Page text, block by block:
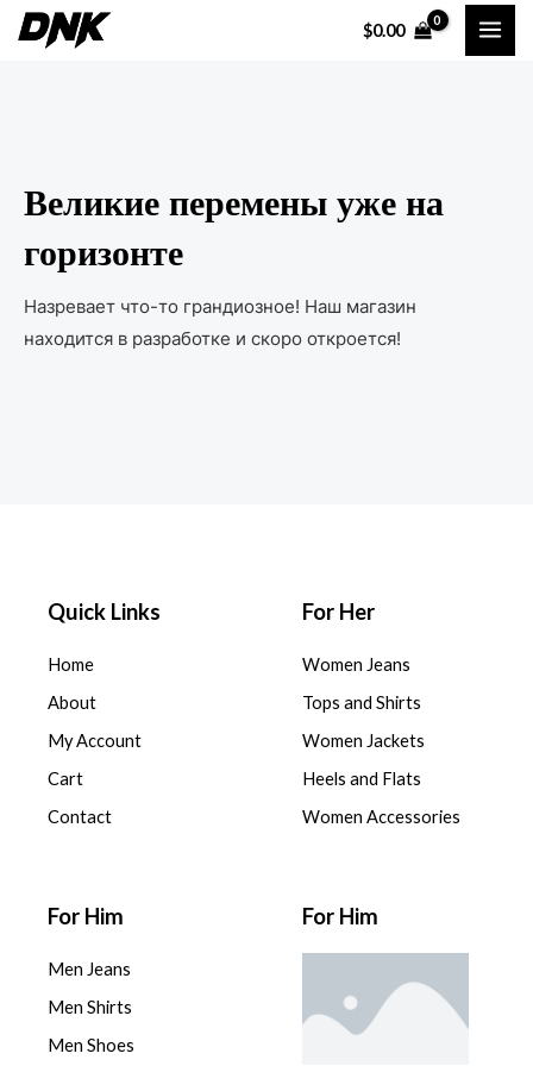
Перейти
$0.00
Великие перемены уже на
горизонте
Назревает что-то грандиозное! Наш магазин
находится в разработке и скоро откроется!
Quick Links
Home
About
My Account
Cart
Contact
For Her
Women Jeans
Tops and Shirts
Women Jackets
Heels and Flats
Women Accessories
For Him
Men Jeans
Men Shirts
Men Shoes
For Him